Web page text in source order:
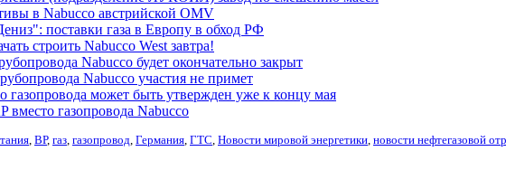
в Nabucco австрийской OMV
поставки газа в Европу в обход РФ
строить Nabucco West завтра!
Nabucco будет окончательно закрыт
Nabucco участия не примет
газопровода может быть утвержден уже к концу мая
газопровода Nabucco
ВР, газ газопровод Германия ГТС Новости мировой энергетики новости нефтегазовой